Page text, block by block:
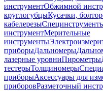
инструментОбжимной
круглогубцыКусачки,
кабелерезы
инструментМерительные
инструменты
приборыДальномеры
лазерные уровниПирометры
тестерыТолщиномеры
приборыАксессуары для
приборовРазметочный